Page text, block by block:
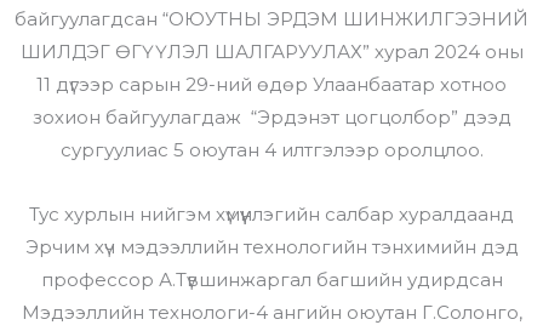
байгуулагдсан “ОЮУТНЫ ЭРДЭМ ШИНЖИЛГЭЭНИЙ
ШИЛДЭГ ӨГҮҮЛЭЛ ШАЛГАРУУЛАХ” хурал 2024 оны
11 дүгээр сарын 29-ний өдөр Улаанбаатар хотноо
зохион байгуулагдаж “Эрдэнэт цогцолбор” дээд
сургуулиас 5 оюутан 4 илтгэлээр оролцлоо.
Тус хурлын нийгэм хүмүүнлэгийн салбар хуралдаанд
Эрчим хүч мэдээллийн технологийн тэнхимийн дэд
профессор А.Түвшинжаргал багшийн удирдсан
Мэдээллийн технологи-4 ангийн оюутан Г.Солонго,